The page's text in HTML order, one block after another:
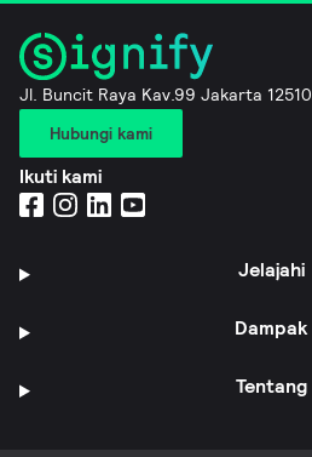
Jl. Buncit Raya Kav.99 Jakarta 12510
Hubungi kami
Ikuti kami
Jelajahi
Dampak
Tentang